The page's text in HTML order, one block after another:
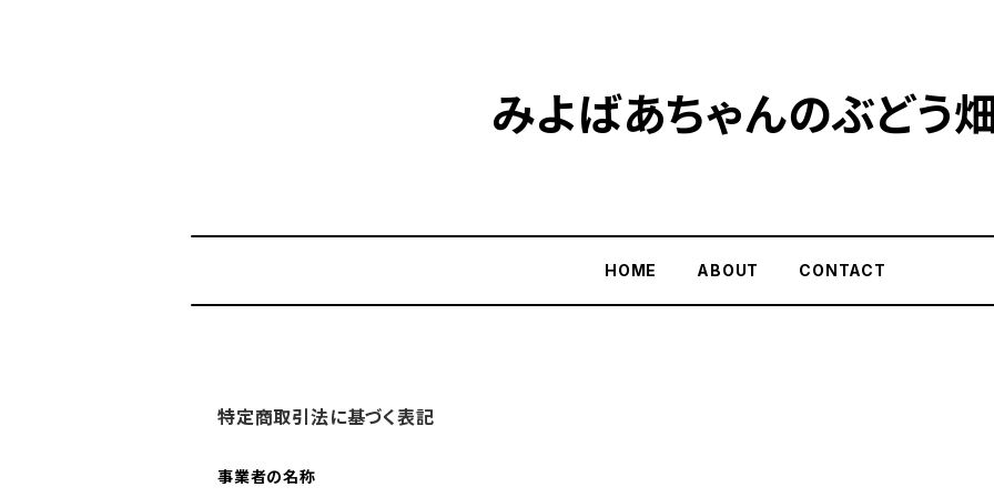
みよばあちゃんのぶどう
HOME ABOUT CONTACT
特定商取引法に基づく表記
事業者の名称